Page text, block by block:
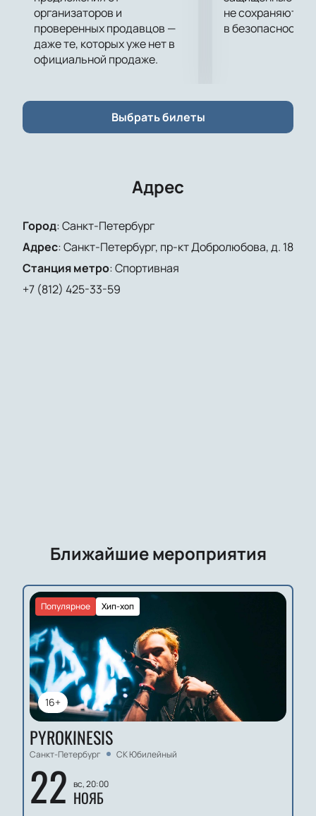
организаторов и
проверенных продавцов —
даже те, которых уже нет в
официальной продаже.
не сохраняются
в безопасности.
Выбрать билеты
Адрес
Город:Санкт-Петербург
Адрес:Санкт-Петербург, пр-кт Добролюбова, д. 18
Станция метро:Спортивная
+7 (812) 425-33-59
Ближайшие мероприятия
16+
Хип-хоп
Популярное
PYROKINESIS
Санкт-Петербург СК Юбилейный
22 вс, 20:00
НОЯБ